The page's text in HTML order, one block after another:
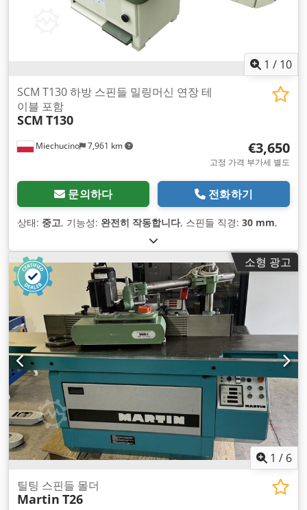
1 / 10
Miechucino 7,961 km
SCM T130 하방 스핀들 밀링머신 연장 테
이블 포함
SCM T130
€3,650
고정 가격 부가세 별도
문의하다 전화하기
상태: 중고, 기능성: 완전히 작동합니다, 스핀들 직경: 30 mm,
소형 광고
1 / 6
틸팅 스핀들 몰더
Martin T26